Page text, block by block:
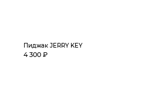
Пиджак JERRY KEY
4 300 ₽